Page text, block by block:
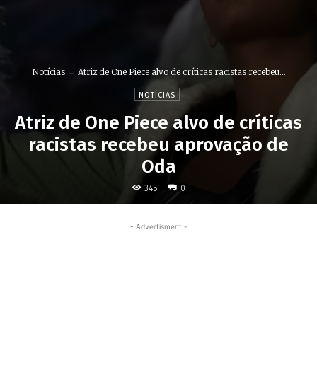
Notícias Atriz de One Piece alvo de críticas racistas recebeu...
NOTÍCIAS
Atriz de One Piece alvo de críticas
racistas recebeu aprovação de
Oda
345 0
- Advertisment -